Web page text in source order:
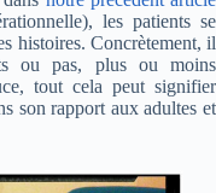
les patients se
histoires. Concrètement, il
ou pas, plus ou moins
tout cela peut signifier
son rapport aux adultes et